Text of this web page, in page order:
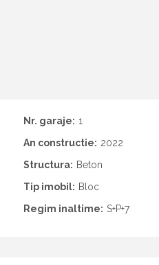
Nr. garaje: 1
An constructie: 2022
Structura: Beton
Tip imobil: Bloc
Regim inaltime: S+P+7